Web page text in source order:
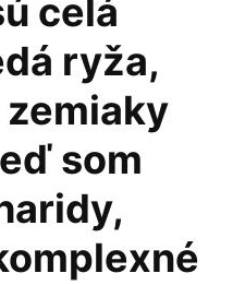
celá
ryža,
zemiaky
som